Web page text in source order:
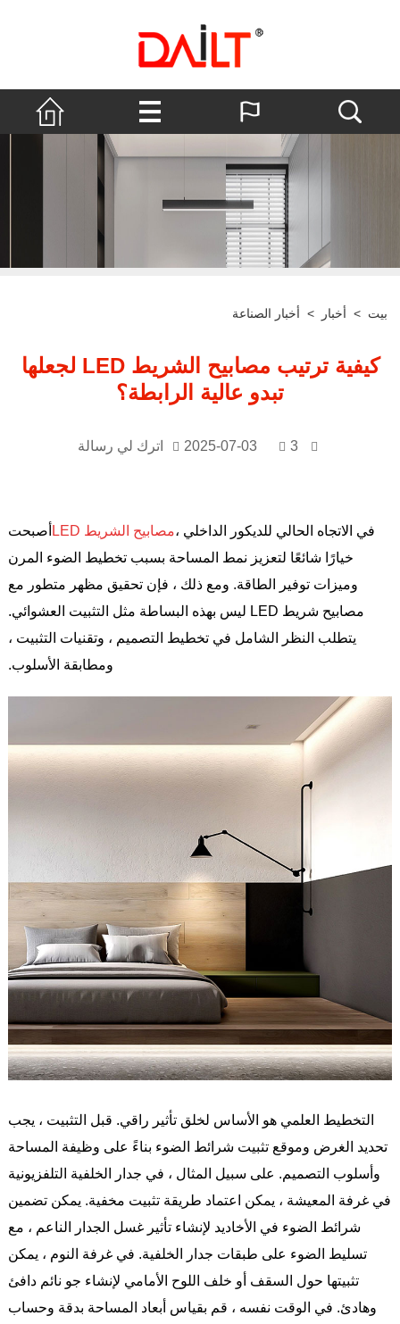
بيت > أخبار > أخبار الصناعة
كيفية ترتيب مصابيح الشريط LED لجعلها
تبدو عالية الرابطة؟
2025-07-03 3 اترك لي رسالة
في الاتجاه الحالي للديكور الداخلي ،مصابيح الشريط LED
أصبحت
خيارًا شائعًا لتعزيز نمط المساحة بسبب تخطيط الضوء المرن
وميزات توفير الطاقة. ومع ذلك ، فإن تحقيق مظهر متطور مع
مصابيح شريط LED ليس بهذه البساطة مثل التثبيت العشوائي.
يتطلب النظر الشامل في تخطيط التصميم ، وتقنيات التثبيت ،
ومطابقة الأسلوب.
التخطيط العلمي هو الأساس لخلق تأثير راقي. قبل التثبيت ، يجب
تحديد الغرض وموقع تثبيت شرائط الضوء بناءً على وظيفة المساحة
وأسلوب التصميم. على سبيل المثال ، في جدار الخلفية التلفزيونية
في غرفة المعيشة ، يمكن اعتماد طريقة تثبيت مخفية. يمكن تضمين
شرائط الضوء في الأخاديد لإنشاء تأثير غسل الجدار الناعم ، مع
تسليط الضوء على طبقات جدار الخلفية. في غرفة النوم ، يمكن
تثبيتها حول السقف أو خلف اللوح الأمامي لإنشاء جو نائم دافئ
وهادئ. في الوقت نفسه ، قم بقياس أبعاد المساحة بدقة وحساب